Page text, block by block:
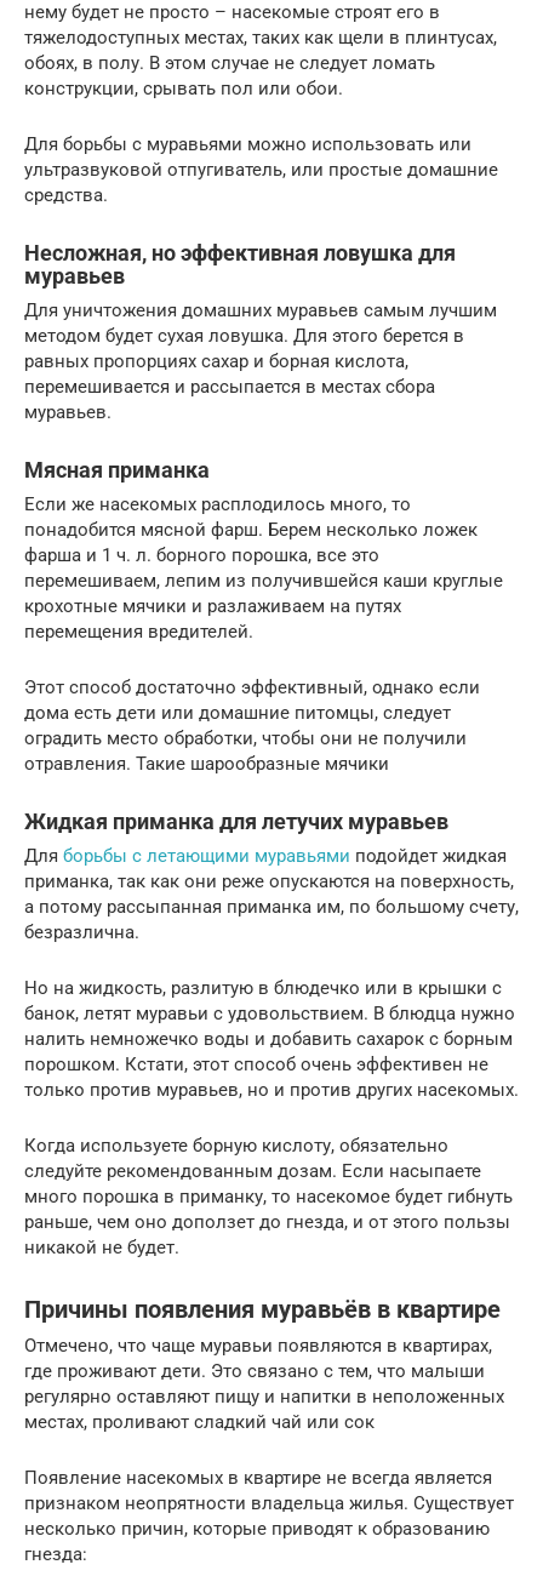
нему будет не просто – насекомые строят его в
тяжелодоступных местах, таких как щели в плинтусах,
обоях, в полу. В этом случае не следует ломать
конструкции, срывать пол или обои.
Для борьбы с муравьями можно использовать или
ультразвуковой отпугиватель, или простые домашние
средства.
Несложная, но эффективная ловушка для
муравьев
Для уничтожения домашних муравьев самым лучшим
методом будет сухая ловушка. Для этого берется в
равных пропорциях сахар и борная кислота,
перемешивается и рассыпается в местах сбора
муравьев.
Мясная приманка
Если же насекомых расплодилось много, то
понадобится мясной фарш. Берем несколько ложек
фарша и 1 ч. л. борного порошка, все это
перемешиваем, лепим из получившейся каши круглые
крохотные мячики и разлаживаем на путях
перемещения вредителей.
Этот способ достаточно эффективный, однако если
дома есть дети или домашние питомцы, следует
оградить место обработки, чтобы они не получили
отравления. Такие шарообразные мячики
Жидкая приманка для летучих муравьев
Для борьбы с летающими муравьями подойдет жидкая
приманка, так как они реже опускаются на поверхность,
а потому рассыпанная приманка им, по большому счету,
безразлична.
Но на жидкость, разлитую в блюдечко или в крышки с
банок, летят муравьи с удовольствием. В блюдца нужно
налить немножечко воды и добавить сахарок с борным
порошком. Кстати, этот способ очень эффективен не
только против муравьев, но и против других насекомых.
Когда используете борную кислоту, обязательно
следуйте рекомендованным дозам. Если насыпаете
много порошка в приманку, то насекомое будет гибнуть
раньше, чем оно доползет до гнезда, и от этого пользы
никакой не будет.
Причины появления муравьёв в квартире
Отмечено, что чаще муравьи появляются в квартирах,
где проживают дети. Это связано с тем, что малыши
регулярно оставляют пищу и напитки в неположенных
местах, проливают сладкий чай или сок
Появление насекомых в квартире не всегда является
признаком неопрятности владельца жилья. Существует
несколько причин, которые приводят к образованию
гнезда: